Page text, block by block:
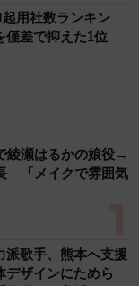
起用社数ランキン
僅差で抑えた1位
綾瀬はるかの娘役→
「メイクで雰囲気
派歌手、熊本へ支援
ザインにためら